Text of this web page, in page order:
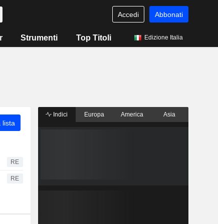
Accedi Abbonati
Strumenti Top Titoli Edizione Italia
lista
RE
RE
Indici Europa America Asia